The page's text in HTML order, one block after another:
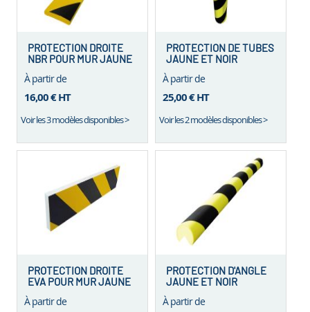
PROTECTION DROITE
NBR POUR MUR JAUNE
À partir de
16,00 €HT
Voir les 3 modèles disponibles >
PROTECTION DE TUBES
JAUNE ET NOIR
À partir de
25,00 €HT
Voir les 2 modèles disponibles >
PROTECTION DROITE
EVA POUR MUR JAUNE
À partir de
PROTECTION D'ANGLE
JAUNE ET NOIR
À partir de